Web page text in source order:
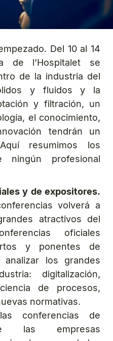
Del 10 al 14
de l’Hospitalet se
de la industria del
y fluidos y la
y filtración, un
el conocimiento,
tendrán un
resumimos los
ningún profesional
y de expositores.
volverá a
atractivos del
oficiales
y ponentes de
los grandes
digitalización,
de procesos,
normativas.
conferencias de
las empresas